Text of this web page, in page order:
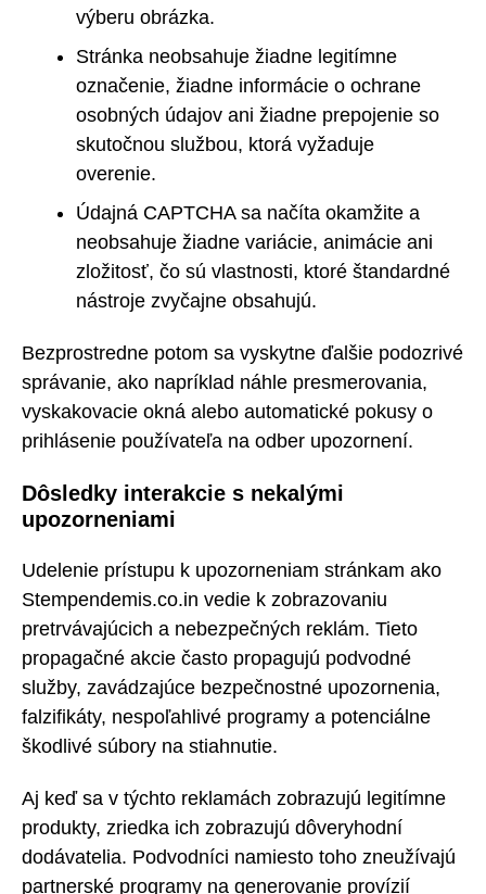
výberu obrázka.
Stránka neobsahuje žiadne legitímne
označenie, žiadne informácie o ochrane
osobných údajov ani žiadne prepojenie so
skutočnou službou, ktorá vyžaduje
overenie.
Údajná CAPTCHA sa načíta okamžite a
neobsahuje žiadne variácie, animácie ani
zložitosť, čo sú vlastnosti, ktoré štandardné
nástroje zvyčajne obsahujú.
Bezprostredne potom sa vyskytne ďalšie podozrivé
správanie, ako napríklad náhle presmerovania,
vyskakovacie okná alebo automatické pokusy o
prihlásenie používateľa na odber upozornení.
Dôsledky interakcie s nekalými
upozorneniami
Udelenie prístupu k upozorneniam stránkam ako
Stempendemis.co.in vedie k zobrazovaniu
pretrvávajúcich a nebezpečných reklám. Tieto
propagačné akcie často propagujú podvodné
služby, zavádzajúce bezpečnostné upozornenia,
falzifikáty, nespoľahlivé programy a potenciálne
škodlivé súbory na stiahnutie.
Aj keď sa v týchto reklamách zobrazujú legitímne
produkty, zriedka ich zobrazujú dôveryhodní
dodávatelia. Podvodníci namiesto toho zneužívajú
partnerské programy na generovanie provízií